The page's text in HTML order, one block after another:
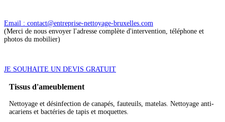
Email : contact@entreprise-nettoyage-bruxelles.com
(Merci de nous envoyer l'adresse complète d'intervention, téléphone et
photos du mobilier)
JE SOUHAITE UN DEVIS GRATUIT
Tissus d'ameublement
Nettoyage et désinfection de canapés, fauteuils, matelas. Nettoyage anti-
acariens et bactéries de tapis et moquettes.